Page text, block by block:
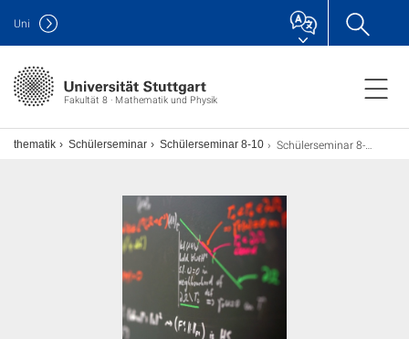
Fakultät 8 · Mathematik und Physik
Uni
Schülerseminar Schülerseminar 8-10 Schülerseminar 8-10